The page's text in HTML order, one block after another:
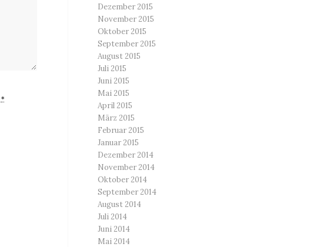
*
Dezember 2015
November 2015
Oktober 2015
September 2015
August 2015
Juli 2015
Juni 2015
Mai 2015
April 2015
März 2015
Februar 2015
Januar 2015
Dezember 2014
November 2014
Oktober 2014
September 2014
August 2014
Juli 2014
Juni 2014
Mai 2014